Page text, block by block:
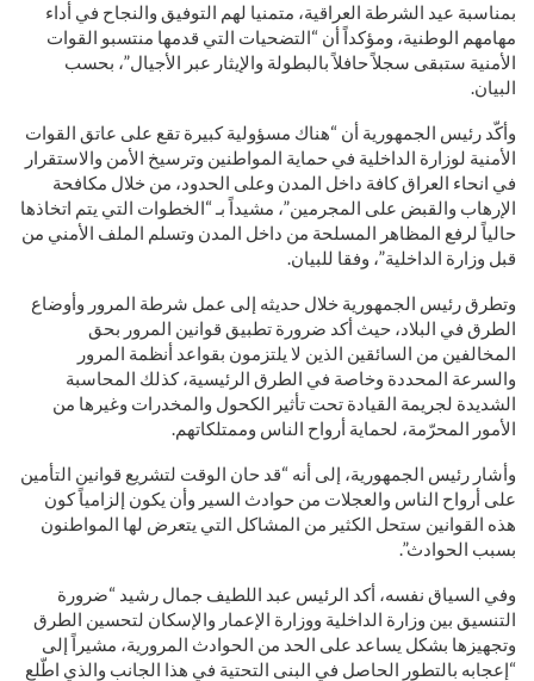
بمناسبة عيد الشرطة العراقية، متمنيا لهم التوفيق والنجاح في أداء
مهامهم الوطنية، ومؤكداً أن “التضحيات التي قدمها منتسبو القوات
الأمنية ستبقى سجلاً حافلاً بالبطولة والإيثار عبر الأجيال”، بحسب
البيان.
وأكّد رئيس الجمهورية أن “هناك مسؤولية كبيرة تقع على عاتق القوات
الأمنية لوزارة الداخلية في حماية المواطنين وترسيخ الأمن والاستقرار
في انحاء العراق كافة داخل المدن وعلى الحدود، من خلال مكافحة
الإرهاب والقبض على المجرمين”، مشيداً بـ “الخطوات التي يتم اتخاذها
حالياً لرفع المظاهر المسلحة من داخل المدن وتسلم الملف الأمني من
قبل وزارة الداخلية”، وفقا للبيان.
وتطرق رئيس الجمهورية خلال حديثه إلى عمل شرطة المرور وأوضاع
الطرق في البلاد، حيث أكد ضرورة تطبيق قوانين المرور بحق
المخالفين من السائقين الذين لا يلتزمون بقواعد أنظمة المرور
والسرعة المحددة وخاصة في الطرق الرئيسية، كذلك المحاسبة
الشديدة لجريمة القيادة تحت تأثير الكحول والمخدرات وغيرها من
الأمور المحرّمة، لحماية أرواح الناس وممتلكاتهم.
وأشار رئيس الجمهورية، إلى أنه “قد حان الوقت لتشريع قوانين التأمين
على أرواح الناس والعجلات من حوادث السير وأن يكون إلزامياً كون
هذه القوانين ستحل الكثير من المشاكل التي يتعرض لها المواطنون
بسبب الحوادث”.
وفي السياق نفسه، أكد الرئيس عبد اللطيف جمال رشيد “ضرورة
التنسيق بين وزارة الداخلية ووزارة الإعمار والإسكان لتحسين الطرق
وتجهيزها بشكل يساعد على الحد من الحوادث المرورية، مشيراً إلى
“إعجابه بالتطور الحاصل في البنى التحتية في هذا الجانب والذي اطّلع